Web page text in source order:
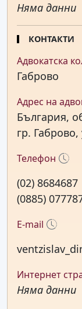
Няма данни
КОНТАКТИ
Адвокатска
Габрово
Адрес на
България,
гр.
Телефон
(02) 8684687
(0885)
E-mail
Интернет
Няма данни